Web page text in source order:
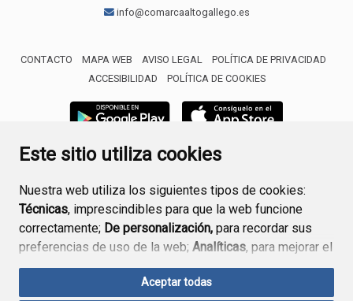
Este sitio utiliza cookies
Nuestra web utiliza los siguientes tipos de cookies:
Técnicas, imprescindibles para que la web funcione
correctamente; De personalización, para recordar sus
preferencias de uso de la web; Analíticas, para mejorar el
funcionamiento de la web y sus servicios.
Si acepta pulsando el botón“Aceptar todas”
Aceptar todas
info@comarcaaltogallego.es
CONTACTO MAPA WEB AVISO LEGAL
POLÍTICA DE PRIVACIDAD
ACCESIBILIDAD
POLÍTICA DE COOKIES